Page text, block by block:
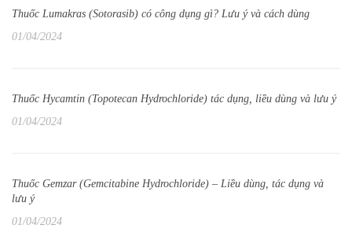
Thuốc Lumakras (Sotorasib) có công dụng gì? Lưu ý và cách dùng
01/04/2024
Thuốc Hycamtin (Topotecan Hydrochloride) tác dụng, liều dùng và lưu ý
01/04/2024
Thuốc Gemzar (Gemcitabine Hydrochloride) – Liều dùng, tác dụng và
lưu ý
01/04/2024